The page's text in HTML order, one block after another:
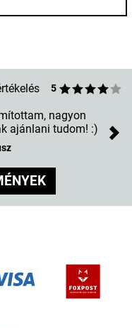
5
nagyon
ajánlani tudom! :)